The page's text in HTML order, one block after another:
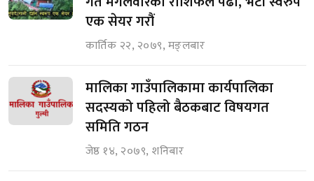
एक सेयर गरौं
कार्तिक २२, २०७९, मङ्लबार
मालिका गाउँपालिकामा कार्यपालिका
सदस्यको पहिलो बैठकबाट विषयगत
समिति गठन
जेष्ठ १४, २०७९, शनिबार